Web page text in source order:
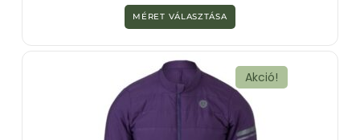
z
5
b
MÉRET VÁLASZTÁSA
Akció!